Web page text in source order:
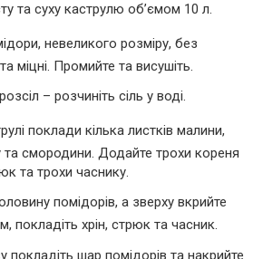
та суху каструлю об’ємом 10 л.
невеликого розміру, без
міцні. Промийте та висушіть.
– розчиніть сіль у воді.
поклади кілька листків малини,
та смородини. Додайте трохи кореня
та трохи часнику.
помідорів, а зверху вкрийте
покладіть хрін, стрюк та часник.
покладіть шар помідорів та накрийте